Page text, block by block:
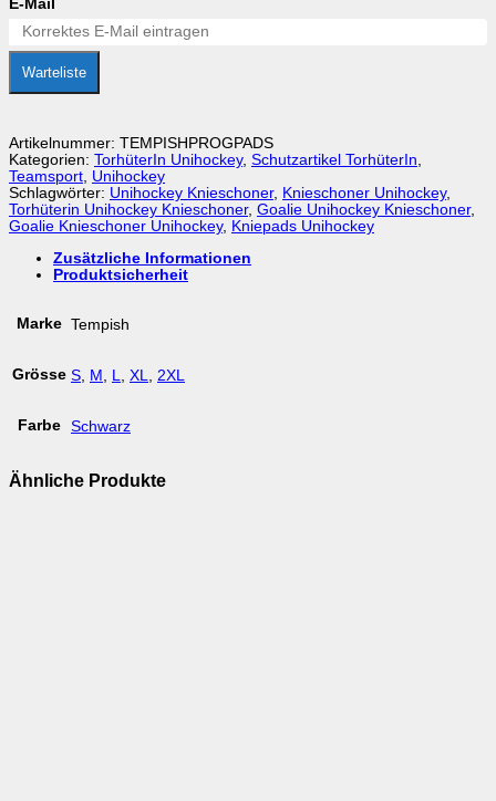
Pads
Menge
E-Mail
Warteliste
Artikelnummer: TEMPISHPROGPADS
Kategorien: TorhüterIn Unihockey, Schutzartikel TorhüterIn,
Teamsport, Unihockey
Schlagwörter: Unihockey Knieschoner, Knieschoner Unihockey,
Torhüterin Unihockey Knieschoner, Goalie Unihockey Knieschoner,
Goalie Knieschoner Unihockey, Kniepads Unihockey
Zusätzliche Informationen
Produktsicherheit
Marke Tempish
Grösse S M XL 2XL
Farbe Schwarz
Ähnliche Produkte